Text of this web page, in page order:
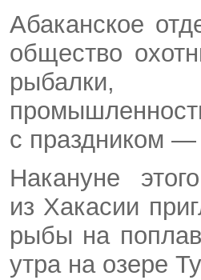
Абаканское
общество
рыбалки,
с праздником
Накануне
из Хакасии
рыбы на
утра на озере